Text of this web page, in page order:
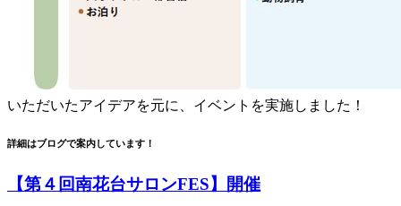
いただいたアイデアを元に、イベントを実施しました！
詳細はブログで案内しています！
【第４回南花台サロンFES】開催